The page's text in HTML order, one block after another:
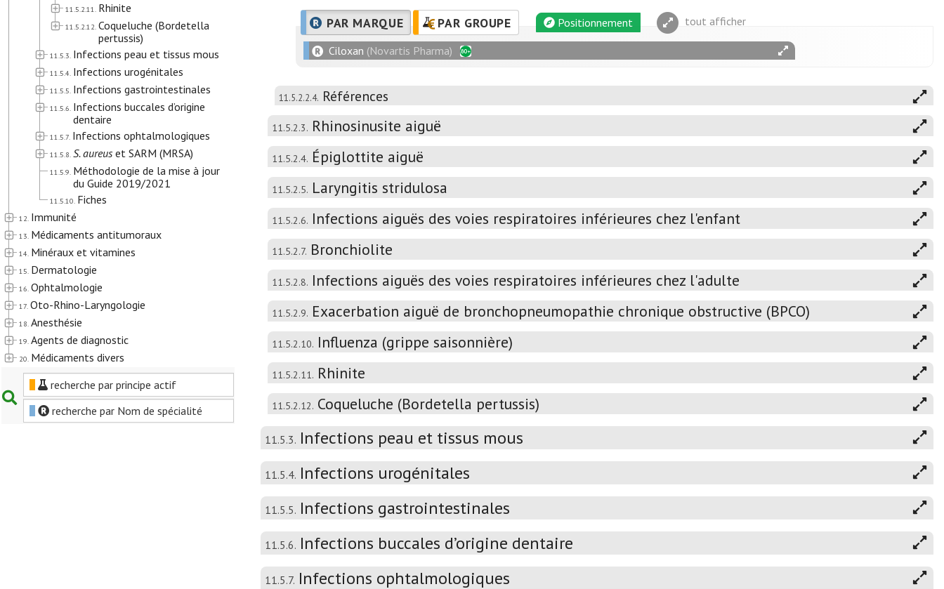
11.5.2.11. Rhinite
11.5.2.12. Coqueluche (Bordetella
pertussis)
11.5.3. Infections peau et tissus mous
11.5.4. Infections urogénitales
11.5.5. Infections gastrointestinales
11.5.6. Infections buccales d’origine
dentaire
11.5.7. Infections ophtalmologiques
11.5.8. S. aureus et SARM (MRSA)
11.5.9. Méthodologie de la mise à jour
du Guide 2019/2021
11.5.10. Fiches
12. Immunité
13. Médicaments antitumoraux
14. Minéraux et vitamines
15. Dermatologie
16. Ophtalmologie
17. Oto-Rhino-Laryngologie
18. Anesthésie
19. Agents de diagnostic
20. Médicaments divers
recherche par principe actif
recherche par Nom de spécialité
PAR MARQUE PAR GROUPE Positionnement tout afficher
Ciloxan (Novartis Pharma)
11.5.2.2.4. Références
11.5.2.3. Rhinosinusite aiguë
11.5.2.4. Épiglottite aiguë
11.5.2.5. Laryngitis stridulosa
11.5.2.6. Infections aiguës des voies respiratoires inférieures chez l'enfant
11.5.2.7. Bronchiolite
11.5.2.8. Infections aiguës des voies respiratoires inférieures chez l'adulte
11.5.2.9. Exacerbation aiguë de bronchopneumopathie chronique obstructive (BPCO)
11.5.2.10. Influenza (grippe saisonnière)
11.5.2.11. Rhinite
11.5.2.12. Coqueluche (Bordetella pertussis)
11.5.3. Infections peau et tissus mous
11.5.4. Infections urogénitales
11.5.5. Infections gastrointestinales
11.5.6. Infections buccales d’origine dentaire
11.5.7. Infections ophtalmologiques